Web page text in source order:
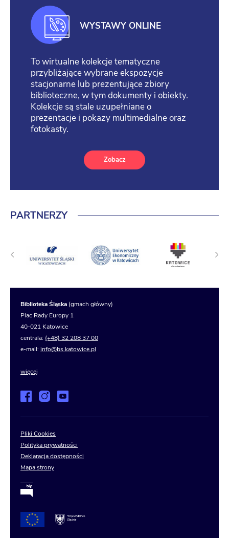
WYSTAWY ONLINE
To wirtualne kolekcje tematyczne
przybliżające wybrane ekspozycje
stacjonarne lub prezentujące zbiory
biblioteczne, w tym dokumenty i obiekty.
Kolekcje są stale uzupełniane o
prezentacje i pokazy multimedialne oraz
fotokasty.
Zobacz
PARTNERZY
Biblioteka Śląska (gmach główny)
Plac Rady Europy 1
40-021 Katowice
centrala: (+48) 32 208 37 00
e-mail: info@bs.katowice.pl
więcej
Pliki Cookies
Polityka prywatności
Deklaracja dostępności
Mapa strony